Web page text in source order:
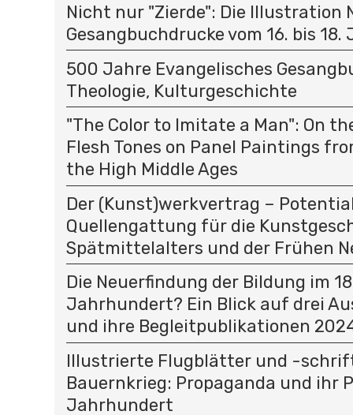
Nicht nur "Zierde": Die Illustration
Gesangbuchdrucke vom 16. bis
500 Jahre Evangelisches
Theologie, Kulturgeschichte
"The Color to Imitate a Man": On
Flesh Tones on Panel Paintings
the High Middle Ages
Der (Kunst)werkvertrag –
Quellengattung für die
Spätmittelalters und der Frühen
Die Neuerfindung der Bildung im
Jahrhundert? Ein Blick auf drei
und ihre Begleitpublikationen
Illustrierte Flugblätter und -
Bauernkrieg: Propaganda und ihr
Jahrhundert